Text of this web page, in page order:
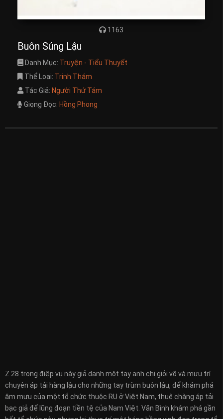
1163
Buôn Súng Lậu
Danh Mục: Truyện - Tiểu Thuyết
Thể Loại: Trinh Thám
Tác Giả: Người Thứ Tám
Giọng Đọc: Hồng Phong
Z.28 trong điệp vụ này giả danh một tay anh chị giỏi võ và mưu trí
chuyên áp tải hàng lậu cho những tay trùm buôn lậu, để khám phá
âm mưu của một tổ chức thuộc RU ở Việt Nam, thuê chàng áp tải
bạc giả để lũng đoạn tiền tệ của Nam Việt. Văn Bình khám phá gần